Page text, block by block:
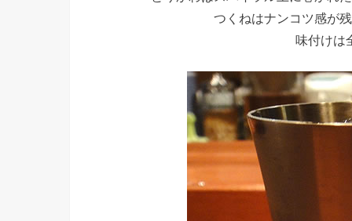
つくねはナンコツ感が
味付けは